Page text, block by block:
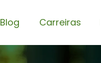
Blog Carreiras